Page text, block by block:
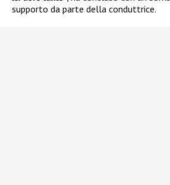
supporto da parte della conduttrice.